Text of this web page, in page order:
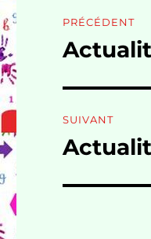
de
PRÉCÉDENT
Publication
SUIVANT
Publication